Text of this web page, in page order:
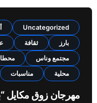
Uncategorized
بارز
ثقافة
مجتمع وناس
محلية
مناسبات
مهرجان زوق مكايل